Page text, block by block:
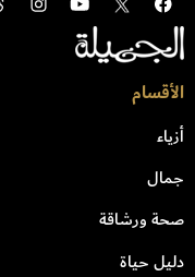
الأقسام
أزياء
جمال
صحة ورشاقة
دليل حياة